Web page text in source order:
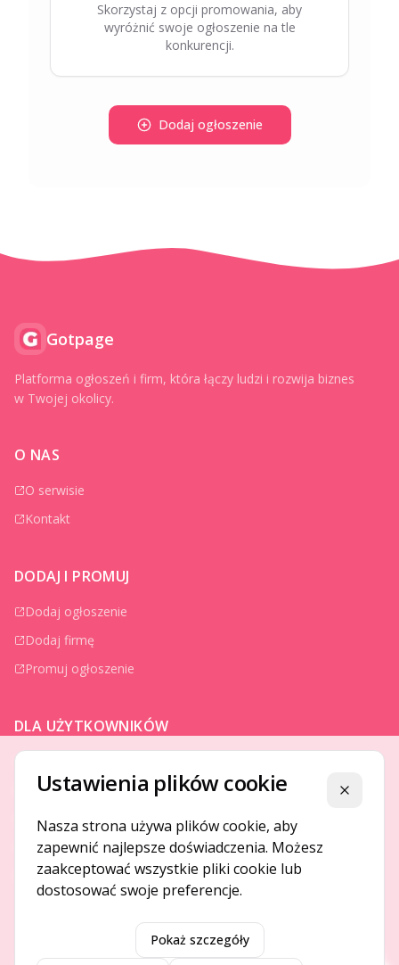
Skorzystaj z opcji promowania, aby
wyróżnić swoje ogłoszenie na tle
konkurencji.
Dodaj ogłoszenie
Gotpage
Platforma ogłoszeń i firm, która łączy ludzi i rozwija biznes
w Twojej okolicy.
O NAS
O serwisie
Kontakt
DODAJ I PROMUJ
Dodaj ogłoszenie
Dodaj firmę
Promuj ogłoszenie
DLA UŻYTKOWNIKÓW
Jak to działa
Bezpieczeństwo
Usługi premium
Regulamin
Ustawienia plików cookie Zamknij
Nasza strona używa plików cookie, aby
zapewnić najlepsze doświadczenia. Możesz
zaakceptować wszystkie pliki cookie lub
dostosować swoje preferencje.
Pokaż szczegóły